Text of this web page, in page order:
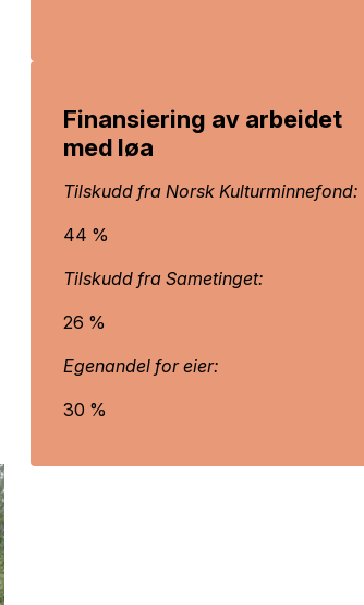
Finansiering av arbeidet
med løa
Tilskudd fra Norsk Kulturminnefond:
44 %
Tilskudd fra Sametinget:
26 %
Egenandel for eier:
30 %